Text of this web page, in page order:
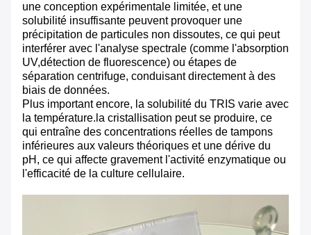
une conception expérimentale limitée, et une
solubilité insuffisante peuvent provoquer une
précipitation de particules non dissoutes, ce qui peut
interférer avec l'analyse spectrale (comme l'absorption
UV,détection de fluorescence) ou étapes de
séparation centrifuge, conduisant directement à des
biais de données.
Plus important encore, la solubilité du TRIS varie avec
la température.la cristallisation peut se produire, ce
qui entraîne des concentrations réelles de tampons
inférieures aux valeurs théoriques et une dérive du
pH, ce qui affecte gravement l'activité enzymatique ou
l'efficacité de la culture cellulaire.